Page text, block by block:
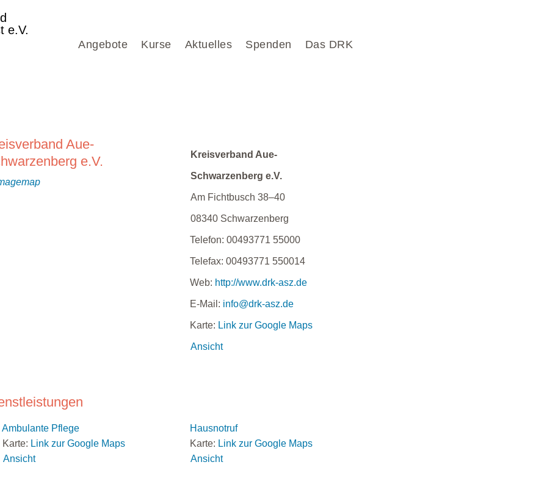
Angebote Kurse Aktuelles Spenden Das DRK
e.V.
Aue-
e.V.
Kreisverband Aue-
Schwarzenberg e.V.
Am Fichtbusch 38–40
08340Schwarzenberg
Telefon: 00493771 55000
Telefax: 00493771 550014
Web: http://www.drk-asz.de
E-Mail: info@drk-asz.de
Karte: Link zur Google Maps
Ansicht
Ambulante Pflege
Karte: Link zur Google Maps
Ansicht
Hausnotruf
Karte: Link zur Google Maps
Ansicht